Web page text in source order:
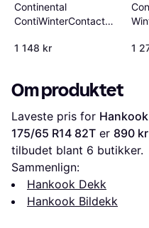
Continental
ContiWinterContact
82T
1 148 kr
EVc
1
Om produktet
Laveste pris for
175/65 R14 82T er 890 kr
tilbudet blant 6 butikker.
Sammenlign:
Hankook Dekk
Hankook Bildekk